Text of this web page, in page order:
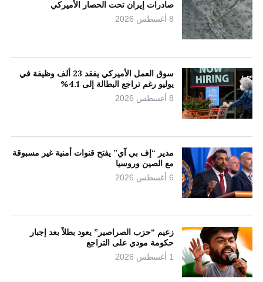
صادرات إيران تحت الحصار الأميركي
8 أغسطس 2026
سوق العمل الأميركي يفقد 23 ألف وظيفة في
يوليو رغم تراجع البطالة إلى 4.1%
8 أغسطس 2026
مدير “إف بي آي” يفتح قنوات أمنية غير مسبوقة
مع الصين وروسيا
6 أغسطس 2026
زعيم “حزب الصراصير” يعود بطلاً بعد إجبار
حكومة مودي على التراجع
1 أغسطس 2026